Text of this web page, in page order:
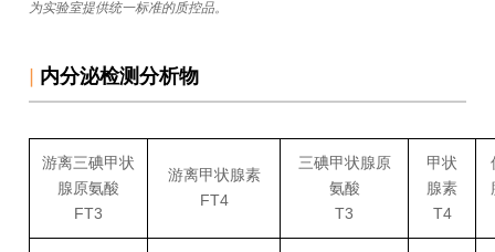
为实验室提供统一标准的质控品。
内分泌检测分析物
游离三碘甲状
腺原氨酸
FT3
游离甲状腺素
FT4
三碘甲状腺原
氨酸
T3
甲状
腺素
T4